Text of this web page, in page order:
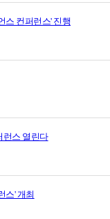
스 컨퍼런스' 진행
런스 열린다
스' 개최